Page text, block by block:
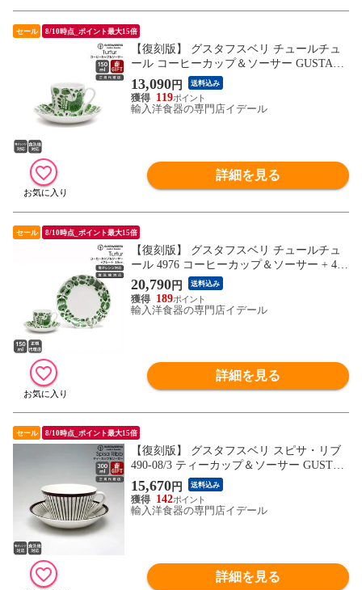
セール 8/10時点_ポイント最大15倍
【復刻版】 グスタフスベリ チュールチュ
ール コーヒーカップ＆ソーサー GUSTAVS
BERG Turtur ギフト 結婚祝い プレゼント
贈り物 【食器 カトラリー】【ギフト】
13,090円 送料込み
119
輸入洋食器の専門店イデール
詳細を見る
セール 8/10時点_ポイント最大15倍
【復刻版】 グスタフスベリ チュールチュ
ール 4976 コーヒーカップ＆ソーサー + 497
3 プレート 18cm GUSTAVSBERG Turtur お
皿 【食器 カトラリー】
20,790円 送料込み
189
輸入洋食器の専門店イデール
詳細を見る
セール 8/10時点_ポイント最大15倍
【復刻版】 グスタフスベリ スピサ・リブ
490-08/3 ティーカップ＆ソーサー GUSTAV
SBERG Spisa Ribb ギフト 結婚祝い プレゼ
ント 贈り物 【食器 カトラリー】【ギフ
ト】
15,670円 送料込み
142
輸入洋食器の専門店イデール
詳細を見る